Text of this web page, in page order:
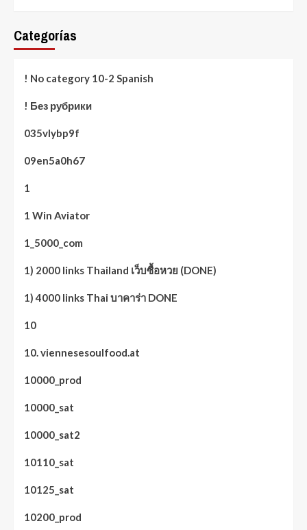
Categorías
! No category 10-2 Spanish
! Без рубрики
035vlybp9f
09en5a0h67
1
1 Win Aviator
1_5000_com
1) 2000 links Thailand เว็บซื้อหวย (DONE)
1) 4000 links Thai บาคาร่า DONE
10
10. viennesesoulfood.at
10000_prod
10000_sat
10000_sat2
10110_sat
10125_sat
10200_prod